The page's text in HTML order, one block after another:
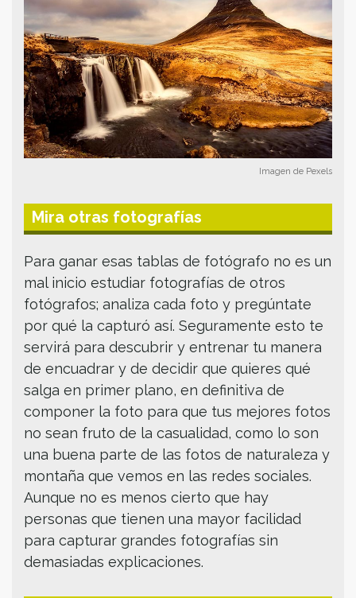
Imagen de Pexels
Mira otras fotografías
Para ganar esas tablas de fotógrafo no es un
mal inicio estudiar fotografías de otros
fotógrafos; analiza cada foto y pregúntate
por qué la capturó así. Seguramente esto te
servirá para descubrir y entrenar tu manera
de encuadrar y de decidir que quieres qué
salga en primer plano, en definitiva de
componer la foto para que tus mejores fotos
no sean fruto de la casualidad, como lo son
una buena parte de las fotos de naturaleza y
montaña que vemos en las redes sociales.
Aunque no es menos cierto que hay
personas que tienen una mayor facilidad
para capturar grandes fotografías sin
demasiadas explicaciones.